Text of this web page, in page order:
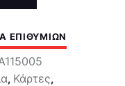
ΕΠΙΘΥΜΙΏΝ
, Κάρτες,